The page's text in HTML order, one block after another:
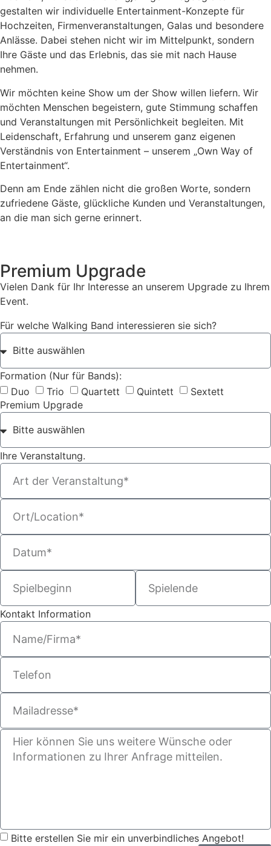
gestalten wir individuelle Entertainment-Konzepte für
Hochzeiten, Firmenveranstaltungen, Galas und besondere
Anlässe. Dabei stehen nicht wir im Mittelpunkt, sondern
Ihre Gäste und das Erlebnis, das sie mit nach Hause
nehmen.
Wir möchten keine Show um der Show willen liefern. Wir
möchten Menschen begeistern, gute Stimmung schaffen
und Veranstaltungen mit Persönlichkeit begleiten. Mit
Leidenschaft, Erfahrung und unserem ganz eigenen
Verständnis von Entertainment – unserem „Own Way of
Entertainment“.
Denn am Ende zählen nicht die großen Worte, sondern
zufriedene Gäste, glückliche Kunden und Veranstaltungen,
an die man sich gerne erinnert.
Premium Upgrade
Vielen Dank für Ihr Interesse an unserem Upgrade zu Ihrem
Event.
Für welche Walking Band interessieren sie sich?
Formation (Nur für Bands):
Duo
Trio Quartett Quintett
Sextett
Premium Upgrade
Ihre Veranstaltung.
Kontakt Information
Bitte erstellen Sie mir ein unverbindliches Angebot!